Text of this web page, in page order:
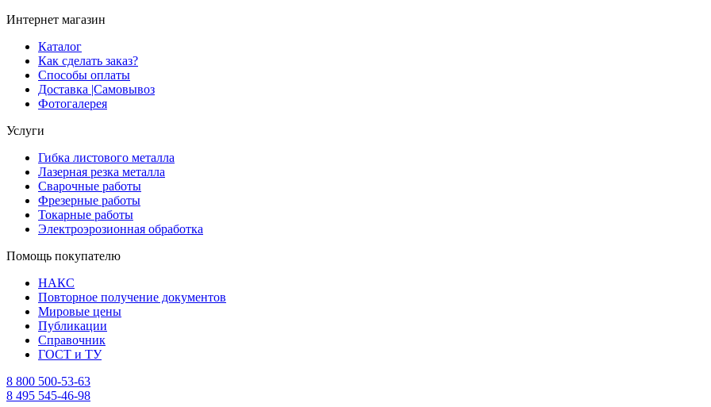
Интернет магазин
Каталог
Как сделать заказ?
Способы оплаты
Доставка |Cамовывоз
Фотогалерея
Услуги
Гибка листового металла
Лазерная резка металла
Сварочные работы
Фрезерные работы
Токарные работы
Электроэрозионная обработка
Помощь покупателю
НАКС
Повторное получение документов
Мировые цены
Публикации
Справочник
ГОСТ и ТУ
8 800 500-53-63
8 495 545-46-98